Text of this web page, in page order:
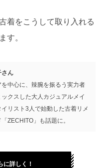
着をこうして取り入れる
す。
さん
中心に、辣腕を振るう実力者
クスした大人カジュアルメイ
リスト3人で始動した古着リメ
ZECHITO」も話題に。
に詳しく！